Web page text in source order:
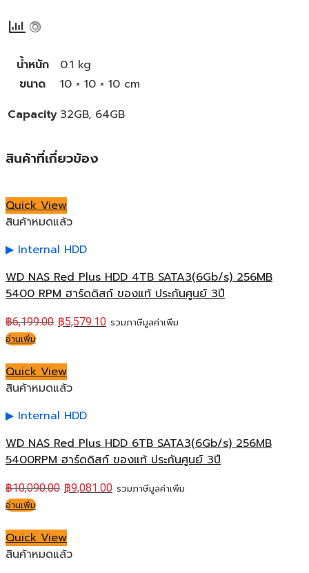
น้ำหนัก
0.1 kg
ขนาด
10 × 10 × 10 cm
Capacity 32GB, 64GB
สินค้าที่เกี่ยวข้อง
Quick View
สินค้าหมดแล้ว
Internal HDD
WD NAS Red Plus HDD 4TB SATA3(6Gb/s) 256MB
5400 RPM ฮาร์ดดิสก์ ของแท้ ประกันศูนย์ 3ปี
฿6,199.00 ฿5,579.10 รวมภาษีมูลค่าเพิ่ม
อ่านเพิ่ม
Quick View
สินค้าหมดแล้ว
Internal HDD
WD NAS Red Plus HDD 6TB SATA3(6Gb/s) 256MB
5400RPM ฮาร์ดดิสก์ ของแท้ ประกันศูนย์ 3ปี
฿10,090.00 ฿9,081.00 รวมภาษีมูลค่าเพิ่ม
อ่านเพิ่ม
Quick View
สินค้าหมดแล้ว